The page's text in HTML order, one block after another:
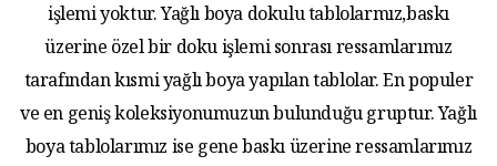
işlemi yoktur. Yağlı boya dokulu tablolarmız,baskı
üzerine özel bir doku işlemi sonrası ressamlarımız
tarafından kısmi yağlı boya yapılan tablolar. En populer
ve en geniş koleksiyonumuzun bulunduğu gruptur. Yağlı
boya tablolarımız ise gene baskı üzerine ressamlarımız